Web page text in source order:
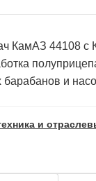
КамАЗ 44108
барабанов и
и